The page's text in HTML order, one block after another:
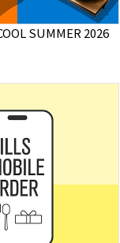
SUMMER 2026